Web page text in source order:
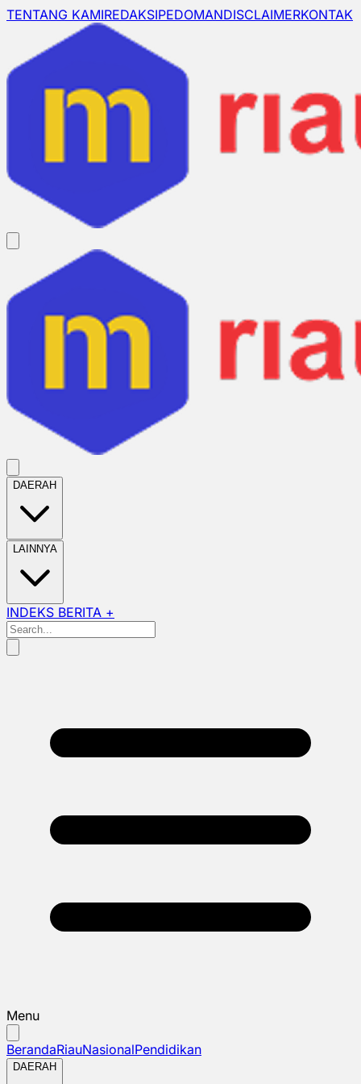
TENTANG KAMIREDAKSIPEDOMANDISCLAIMERKONTAK
DAERAH
LAINNYA
INDEKS BERITA +
Menu
BerandaRiauNasionalPendidikan
DAERAH